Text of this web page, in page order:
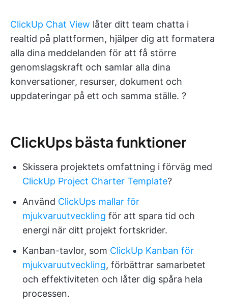
ClickUp Chat View låter ditt team chatta i
realtid på plattformen, hjälper dig att formatera
alla dina meddelanden för att få större
genomslagskraft och samlar alla dina
konversationer, resurser, dokument och
uppdateringar på ett och samma ställe. ?
ClickUps bästa funktioner
Skissera projektets omfattning i förväg med
ClickUp Project Charter Template?
Använd ClickUps mallar för
mjukvaruutveckling för att spara tid och
energi när ditt projekt fortskrider.
Kanban-tavlor, som ClickUp Kanban för
mjukvaruutveckling, förbättrar samarbetet
och effektiviteten och låter dig spåra hela
processen.